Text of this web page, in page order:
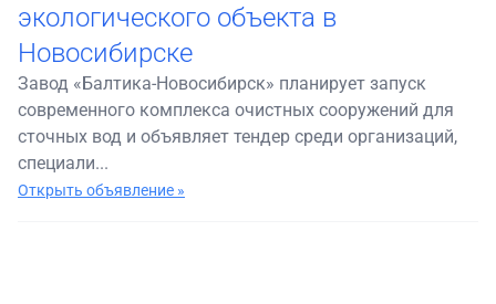
экологического объекта в
Новосибирске
Завод «Балтика-Новосибирск» планирует запуск
современного комплекса очистных сооружений для
сточных вод и объявляет тендер среди организаций,
специали...
Открыть объявление »